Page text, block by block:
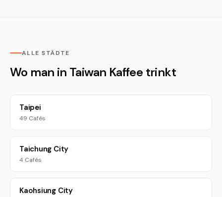
ALLE STÄDTE
Wo man in Taiwan Kaffee trinkt
Taipei
49 Cafés
Taichung City
4 Cafés
Kaohsiung City